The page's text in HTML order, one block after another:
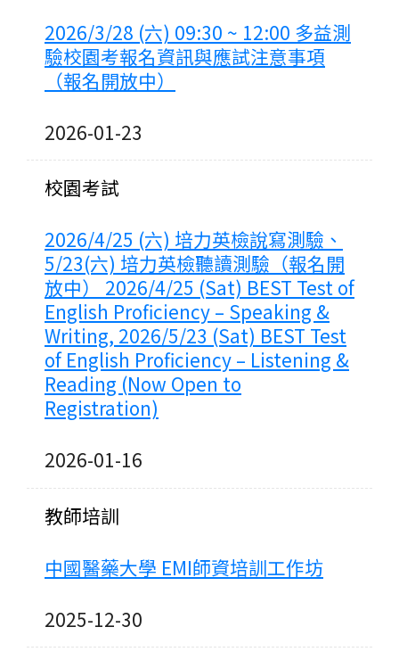
2026/3/28 (六) 09:30 ~ 12:00 多益測
驗校園考報名資訊與應試注意事項
（報名開放中）
2026-01-23
校園考試
2026/4/25 (六) 培力英檢說寫測驗、
5/23(六) 培力英檢聽讀測驗（報名開
放中） 2026/4/25 (Sat) BEST Test of
English Proficiency – Speaking &
Writing, 2026/5/23 (Sat) BEST Test
of English Proficiency – Listening &
Reading (Now Open to
Registration)
2026-01-16
教師培訓
中國醫藥大學 EMI師資培訓工作坊
2025-12-30